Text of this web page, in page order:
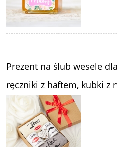
Prezent na ślub wesele
ręczniki z haftem, kubki z